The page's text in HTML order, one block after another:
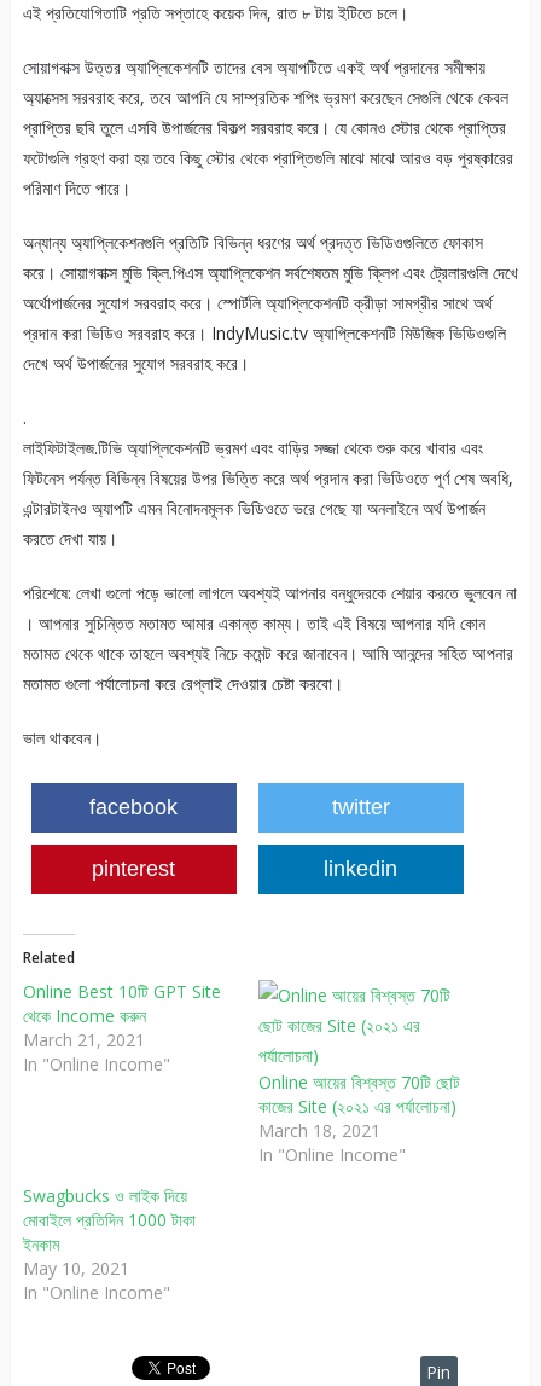
এই প্রতিযোগিতাটি প্রতি সপ্তাহে কয়েক দিন, রাত ৮ টায় ইটিতে চলে।
সোয়াগবাক্স উত্তর অ্যাপ্লিকেশনটি তাদের বেস অ্যাপটিতে একই অর্থ প্রদানের সমীক্ষায়
অ্যাক্সেস সরবরাহ করে, তবে আপনি যে সাম্প্রতিক শপিং ভ্রমণ করেছেন সেগুলি থেকে কেবল
প্রাপ্তির ছবি তুলে এসবি উপার্জনের বিকল্প সরবরাহ করে। যে কোনও স্টোর থেকে প্রাপ্তির
ফটোগুলি গ্রহণ করা হয় তবে কিছু স্টোর থেকে প্রাপ্তিগুলি মাঝে মাঝে আরও বড় পুরষ্কারের
পরিমাণ দিতে পারে।
অন্যান্য অ্যাপ্লিকেশনগুলি প্রতিটি বিভিন্ন ধরণের অর্থ প্রদত্ত ভিডিওগুলিতে ফোকাস
করে। সোয়াগবাক্স মুভি ক্লি.পিএস অ্যাপ্লিকেশন সর্বশেষতম মুভি ক্লিপ এবং ট্রেলারগুলি দেখে
অর্থোপার্জনের সুযোগ সরবরাহ করে। স্পোর্টলি অ্যাপ্লিকেশনটি ক্রীড়া সামগ্রীর সাথে অর্থ
প্রদান করা ভিডিও সরবরাহ করে। IndyMusic.tv অ্যাপ্লিকেশনটি মিউজিক ভিডিওগুলি
দেখে অর্থ উপার্জনের সুযোগ সরবরাহ করে।
.
লাইফিটাইলজ.টিভি অ্যাপ্লিকেশনটি ভ্রমণ এবং বাড়ির সজ্জা থেকে শুরু করে খাবার এবং
ফিটনেস পর্যন্ত বিভিন্ন বিষয়ের উপর ভিত্তি করে অর্থ প্রদান করা ভিডিওতে পূর্ণ শেষ অবধি,
এন্টারটাইনও অ্যাপটি এমন বিনোদনমূলক ভিডিওতে ভরে গেছে যা অনলাইনে অর্থ উপার্জন
করতে দেখা যায়।
পরিশেষে: লেখা গুলো পড়ে ভালো লাগলে অবশ্যই আপনার বন্ধুদেরকে শেয়ার করতে ভুলবেন না
। আপনার সুচিন্তিত মতামত আমার একান্ত কাম্য। তাই এই বিষয়ে আপনার যদি কোন
মতামত থেকে থাকে তাহলে অবশ্যই নিচে কমেন্ট করে জানাবেন। আমি আনন্দের সহিত আপনার
মতামত গুলো পর্যালোচনা করে রেপ্লাই দেওয়ার চেষ্টা করবো।
ভাল থাকবেন।
facebook twitter
pinterest linkedin
Related
Online Best 10টি GPT Site
থেকে Income করুন
March 21, 2021
In "Online Income"
Online আয়ের বিশ্বস্ত 70টি ছোট
কাজের Site (২০২১ এর পর্যালোচনা)
March 18, 2021
In "Online Income"
Swagbucks ও লাইক দিয়ে
মোবাইলে প্রতিদিন 1000 টাকা
ইনকাম
May 10, 2021
In "Online Income"
Pin